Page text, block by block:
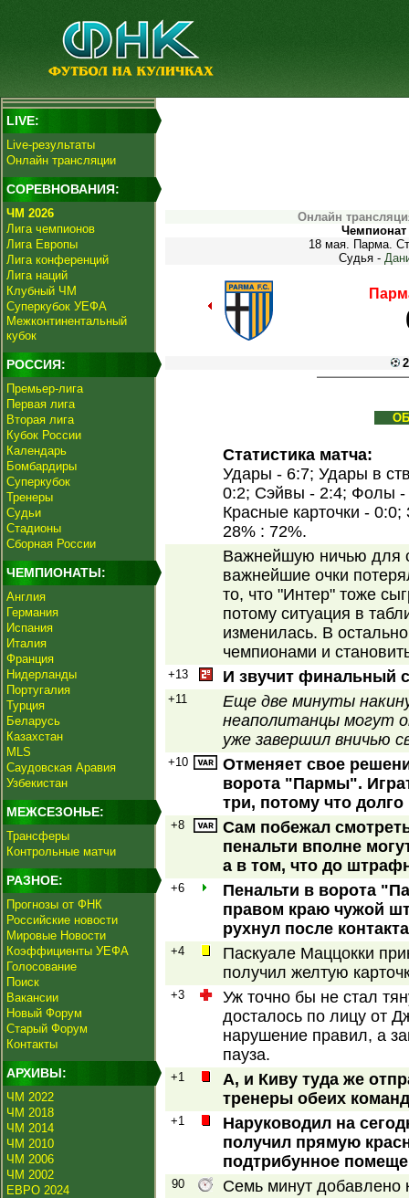
LIVE:
Live-результаты
Онлайн трансляции
СОРЕВНОВАНИЯ:
ЧМ 2026
Лига чемпионов
Лига Европы
Лига конференций
Лига наций
Клубный ЧМ
Суперкубок УЕФА
Межконтинентальный
кубок
РОССИЯ:
Премьер-лига
Первая лига
Вторая лига
Кубок России
Календарь
Бомбардиры
Суперкубок
Тренеры
Судьи
Стадионы
Сборная России
ЧЕМПИОНАТЫ:
Англия
Германия
Испания
Италия
Франция
Нидерланды
Португалия
Турция
Беларусь
Казахстан
MLS
Саудовская Аравия
Узбекистан
МЕЖСЕЗОНЬЕ:
Трансферы
Контрольные матчи
РАЗНОЕ:
Прогнозы от ФНК
Российские новости
Мировые Новости
Коэффициенты УЕФА
Голосование
Поиск
Вакансии
Новый Форум
Старый Форум
Контакты
АРХИВЫ:
ЧМ 2022
ЧМ 2018
ЧМ 2014
ЧМ 2010
ЧМ 2006
ЧМ 2002
ЕВРО 2024
Онлайн
Чемпионат
18 мая. Парма.
Судья -
Статистика матча:
Удары - 6:7; Удары в
0:2; Сэйвы - 2:4; Фолы -
Красные карточки -
28% : 72%.
Важнейшую ничью для
важнейшие очки
то, что "Интер" тоже
потому ситуация в
изменилась. В
чемпионами и
+13 И звучит финальный
+11
Еще две минуты
неаполитанцы могут
уже завершил вничью
+10
Отменяет свое
ворота "Пармы".
три, потому что
+8
Сам побежал
пенальти вполне
а в том, что до
+6
Пенальти в ворота
правом краю чужой
рухнул после
+4
Паскуале Маццокки
получил желтую
+3
Уж точно бы не стал
досталось по лицу от
нарушение правил, а
пауза.
+1
А, и Киву туда же
тренеры обеих
+1
Наруководил на
получил прямую
подтрибунное
90 Семь минут добавлено